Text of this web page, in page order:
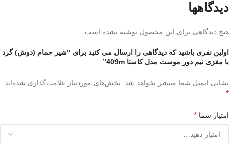
دیدگاهها
هیچ دیدگاهی برای این محصول نوشته نشده است.
اولین نفری باشید که دیدگاهی را ارسال می کنید برای “شیر حمام (دوش) گرد
با مغزی نیم دور موست مدل کاستا 409m”
نشانی ایمیل شما منتشر نخواهد شد. بخش‌های موردنیاز علامت‌گذاری شده‌اند
*
امتیاز شما *